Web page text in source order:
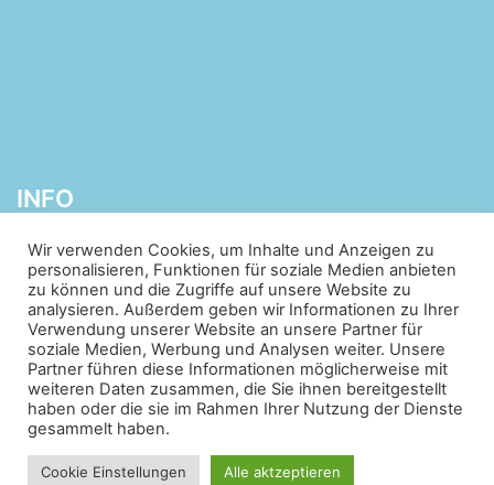
INFO
Sie sind sich nicht sicher, welche Therapie für Ihre
Situation die Beste ist? Wir beraten Sie gerne!
Alternativ können Sie auch direkt mit der Therapeutin
oder dem Therapeuten Ihrer Wahl in Kontakt treten.
IMPRESSUMundDATENSCHUTZ
Wir verwenden Cookies, um Inhalte und Anzeigen zu
personalisieren, Funktionen für soziale Medien anbieten
zu können und die Zugriffe auf unsere Website zu
analysieren. Außerdem geben wir Informationen zu Ihrer
Verwendung unserer Website an unsere Partner für
soziale Medien, Werbung und Analysen weiter. Unsere
Partner führen diese Informationen möglicherweise mit
weiteren Daten zusammen, die Sie ihnen bereitgestellt
haben oder die sie im Rahmen Ihrer Nutzung der Dienste
gesammelt haben.
Cookie Einstellungen Alle aktzeptieren